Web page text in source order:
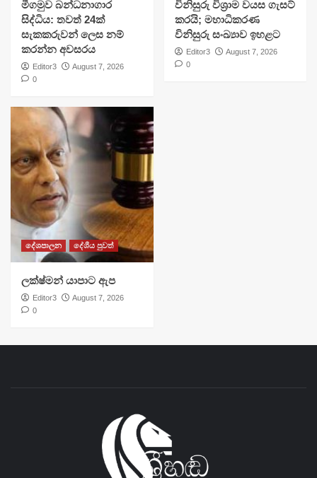
මීගමුව බන්ධනාගාර
සිද්ධිය: තවත් 24ක්
සැකකරුවන් ලෙස නම්
කරන්න අවසරය
Editor3
August 7, 2026
0
විනිසුරු විශ්‍රාම වයස ගැසට්
කරයි; මහාධිකරණ
විනිසුරු සංඛ්‍යාව ඉහළට
Editor3
August 7, 2026
0
දේශපාලන දේශීය පුවත්
ලක්ෂ්මන් යාපාට ඇප
Editor3
August 7, 2026
0